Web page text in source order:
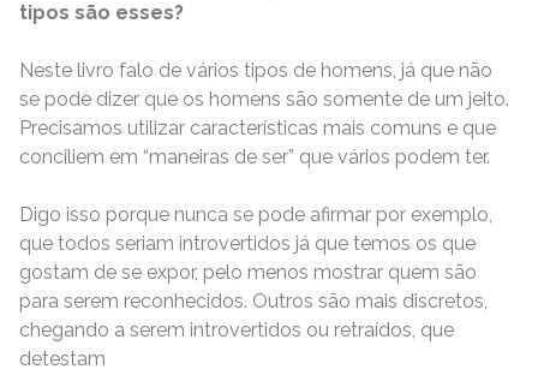
tipos são esses?
Neste livro falo de vários tipos de homens, já que não
se pode dizer que os homens são somente de um jeito.
Precisamos utilizar características mais comuns e que
conciliem em “maneiras de ser” que vários podem ter.
Digo isso porque nunca se pode afirmar por exemplo,
que todos seriam introvertidos já que temos os que
gostam de se expor, pelo menos mostrar quem são
para serem reconhecidos. Outros são mais discretos,
chegando a serem introvertidos ou retraídos, que
detestam